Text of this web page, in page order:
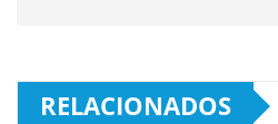
RELACIONADOS